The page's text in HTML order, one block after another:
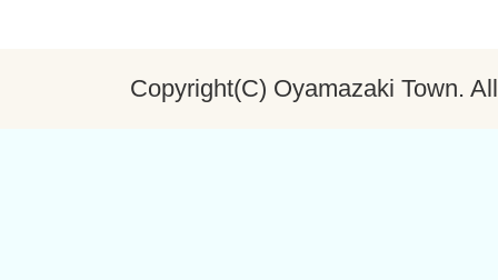
Copyright(C) Oyamazaki Town.